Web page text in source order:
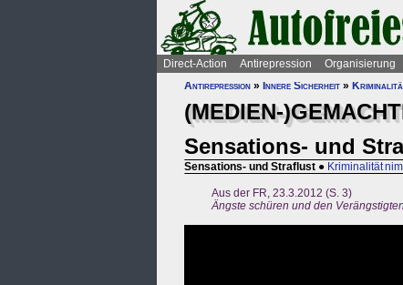
Direct-Action Antirepression Organisierung
Antirepression » Innere Sicherheit »
(MEDIEN-
Sensations- und
Sensations- und Straflust ● Kriminalität
Aus der FR, 23.3.2012 (S. 3)
Ängste schüren und den